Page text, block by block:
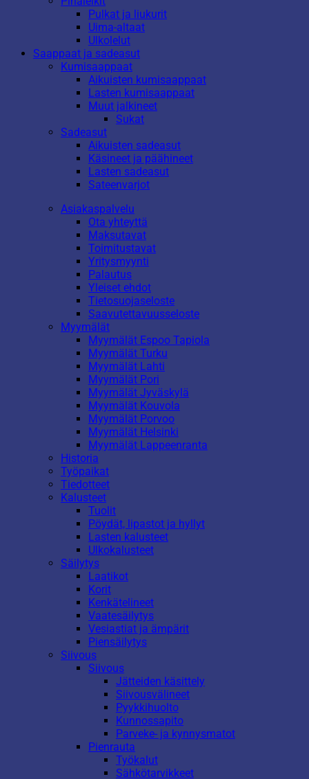
Pulkat ja liukurit
Uima-altaat
Ulkolelut
Saappaat ja sadeasut
Kumisaappaat
Aikuisten kumisaappaat
Lasten kumisaappaat
Muut jalkineet
Sukat
Sadeasut
Aikuisten sadeasut
Käsineet ja päähineet
Lasten sadeasut
Sateenvarjot
Asiakaspalvelu
Ota yhteyttä
Maksutavat
Toimitustavat
Yritysmyynti
Palautus
Yleiset ehdot
Tietosuojaseloste
Saavutettavuusseloste
Myymälät
Myymälät Espoo Tapiola
Myymälät Turku
Myymälät Lahti
Myymälät Pori
Myymälät Jyväskylä
Myymälät Kouvola
Myymälät Porvoo
Myymälät Helsinki
Myymälät Lappeenranta
Historia
Työpaikat
Tiedotteet
Kalusteet
Tuolit
Pöydät, lipastot ja hyllyt
Lasten kalusteet
Ulkokalusteet
Säilytys
Laatikot
Korit
Kenkätelineet
Vaatesäilytys
Vesiastiat ja ämpärit
Piensäilytys
Siivous
Siivous
Jätteiden käsittely
Siivousvälineet
Pyykkihuolto
Kunnossapito
Parveke- ja kynnysmatot
Pienrauta
Työkalut
Sähkötarvikkeet